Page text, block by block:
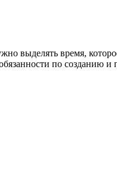
выделять время,
по созданию